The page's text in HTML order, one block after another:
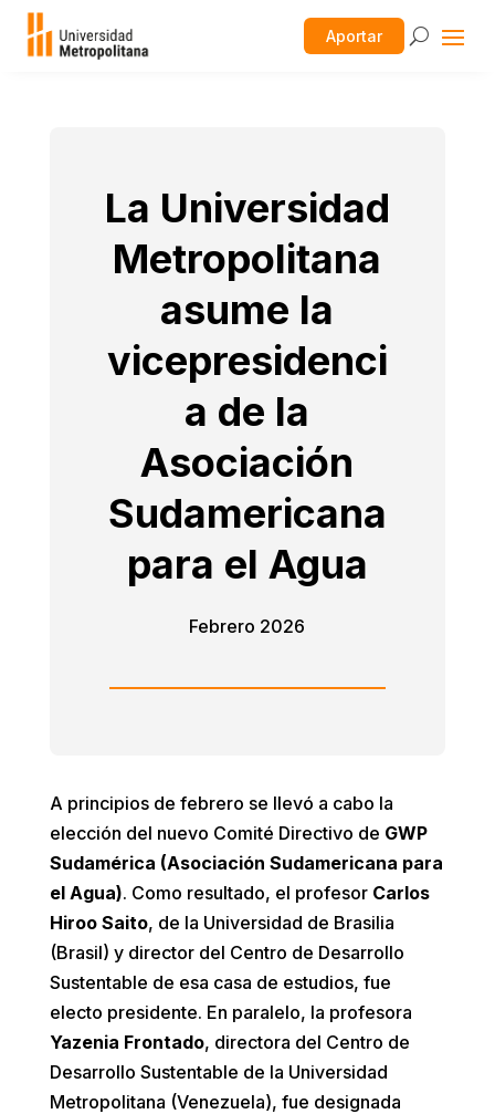
Aportar
La Universidad
Metropolitana
asume la
vicepresidenci
a de la
Asociación
Sudamericana
para el Agua
Febrero 2026
A principios de febrero se llevó a cabo la
elección del nuevo Comité Directivo de GWP
Sudamérica (Asociación Sudamericana para
el Agua). Como resultado, el profesor Carlos
Hiroo Saito, de la Universidad de Brasilia
(Brasil) y director del Centro de Desarrollo
Sustentable de esa casa de estudios, fue
electo presidente. En paralelo, la profesora
Yazenia Frontado, directora del Centro de
Desarrollo Sustentable de la Universidad
Metropolitana (Venezuela), fue designada